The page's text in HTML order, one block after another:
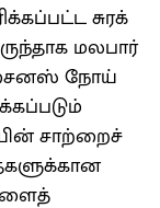
சுரக்
மலபார்
சைனஸ் நோய்
சாற்றைச்